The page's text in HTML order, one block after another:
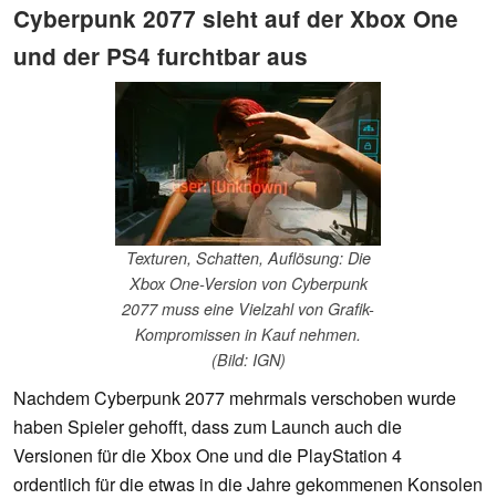
Cyberpunk 2077 sieht auf der Xbox One
und der PS4 furchtbar aus
Texturen, Schatten, Auflösung: Die
Xbox One-Version von Cyberpunk
2077 muss eine Vielzahl von Grafik-
Kompromissen in Kauf nehmen.
(Bild: IGN)
Nachdem Cyberpunk 2077 mehrmals verschoben wurde
haben Spieler gehofft, dass zum Launch auch die
Versionen für die Xbox One und die PlayStation 4
ordentlich für die etwas in die Jahre gekommenen Konsolen